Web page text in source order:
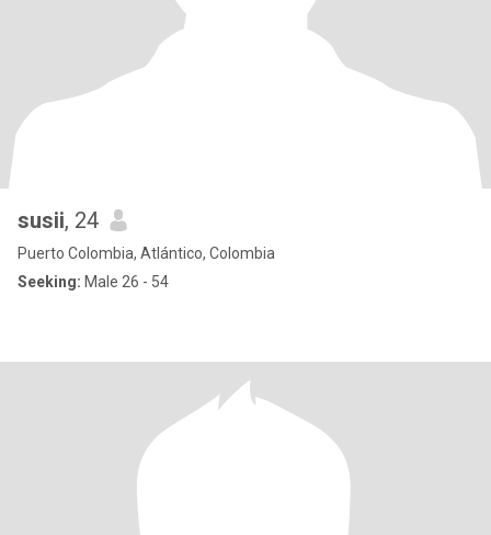
susii, 24
Puerto Colombia, Atlántico, Colombia
Seeking: Male 26 - 54